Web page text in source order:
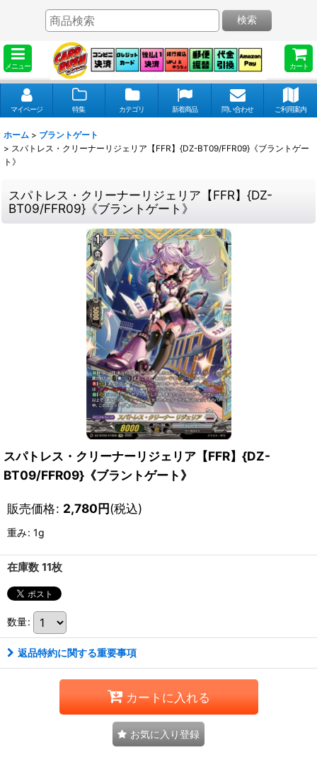
メニュー カート
検索
マイページ 特集 カテゴリ 新着商品 問い合わせ ご利用案内
ホーム > ブラントゲート
> スパトレス・クリーナーリジェリア【FFR】{DZ-BT09/FFR09}《ブラントゲー
ト》
スパトレス・クリーナーリジェリア【FFR】{DZ-
BT09/FFR09}《ブラントゲート》
スパトレス・クリーナーリジェリア【FFR】{DZ-
BT09/FFR09}《ブラントゲート》
販売価格: 2,780円(税込)
重み: 1g
在庫数 11枚
数量:
返品特約に関する重要事項
カートに入れる
お気に入り登録